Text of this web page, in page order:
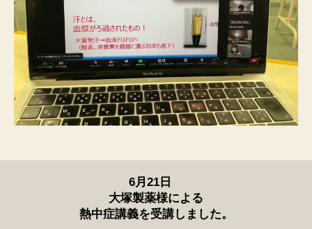
6月21日
大塚製薬様による
熱中症講義を受講しました。